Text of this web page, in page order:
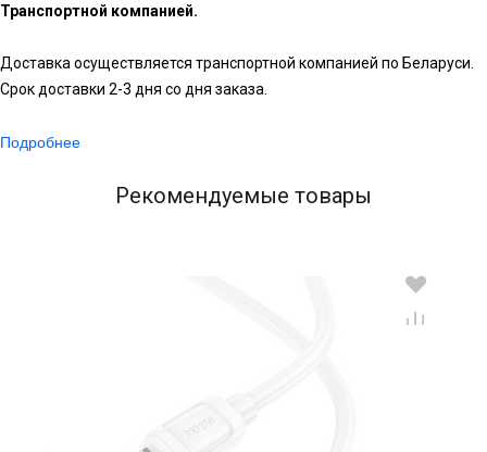
Транспортной компанией.
Доставка осуществляется транспортной компанией по Беларуси.
Срок доставки 2-3 дня со дня заказа.
Подробнее
Рекомендуемые товары